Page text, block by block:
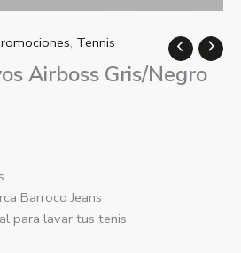
, Tennis
Airboss Gris/Negro
Barroco Jeans
para lavar tus tenis